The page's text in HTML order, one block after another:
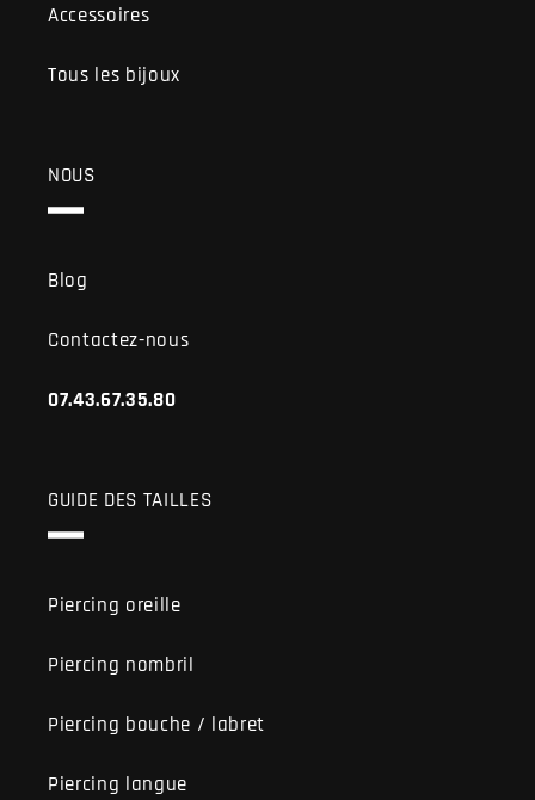
Accessoires
Tous les bijoux
NOUS
Blog
Contactez-nous
07.43.67.35.80
GUIDE DES TAILLES
Piercing oreille
Piercing nombril
Piercing bouche / labret
Piercing langue